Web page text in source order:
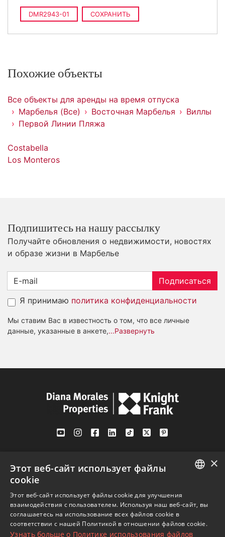
DMR2943-01 СОХРАНИТЬ
Похожие объекты
Все объекты для аренды на время отпуска
Марбелья (Все)
Восточная Марбелья
Виллы
Первой Линии Пляжа
Costabella
Los Monteros
Подпишитесь на нашу рассылку
Получайте обновления о недвижимости, новостях
и образе жизни в Марбелье
Подписаться
Я принимаю политика конфиденциальности
Мы ставим Вас в известность о том, что все личные
данные, указанные в анкете,...Развернуть
1st Floor, Office 3
29601 Marbella
Телефон:+34 952 765 138
Моб:+34 601 636 766
SPANISH
FRENCH
×
Этот веб-сайт использует файлы
cookie
Этот веб-сайт использует файлы cookie для улучшения
взаимодействия с пользователем. Используя наш веб-сайт, вы
соглашаетесь на использование всех файлов cookie в
соответствии с нашей Политикой в ​​отношении файлов cookie.
Узнать больше о Политике использования файлов